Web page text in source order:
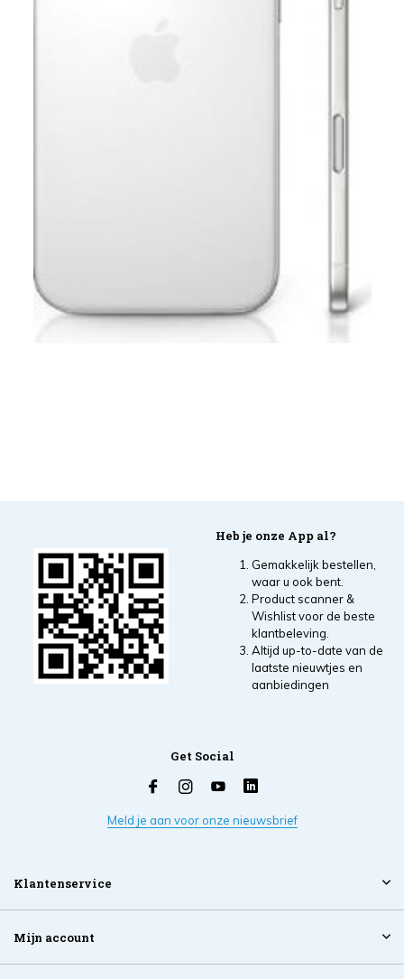
Heb je onze App al?
Gemakkelijk bestellen,
waar u ook bent.
Product scanner &
Wishlist voor de beste
klantbeleving.
Altijd up-to-date van de
laatste nieuwtjes en
aanbiedingen
Get Social
Meld je aan voor onze nieuwsbrief
Klantenservice
Mijn account